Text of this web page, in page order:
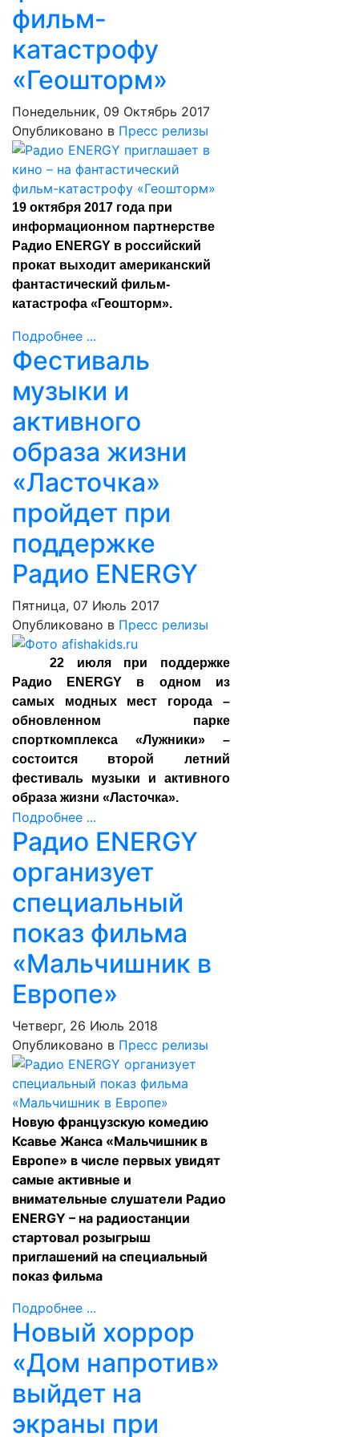
фильм-
катастрофу
«Геошторм»
Понедельник, 09 Октябрь 2017
Опубликовано в Пресс релизы
19 октября 2017 года при
информационном партнерстве
Радио ENERGY в российский
прокат выходит американский
фантастический фильм-
катастрофа «Геошторм».
Подробнее ...
Фестиваль
музыки и
активного
образа жизни
«Ласточка»
пройдет при
поддержке
Радио ENERGY
Пятница, 07 Июль 2017
Опубликовано в Пресс релизы
22 июля при поддержке
Радио ENERGY в одном из
самых модных мест города –
обновленном парке
спорткомплекса «Лужники» –
состоится второй летний
фестиваль музыки и активного
образа жизни «Ласточка».
Подробнее ...
Радио ENERGY
организует
специальный
показ фильма
«Мальчишник в
Европе»
Четверг, 26 Июль 2018
Опубликовано в Пресс релизы
Новую французскую комедию
Ксавье Жанса «Мальчишник в
Европе» в числе первых увидят
самые активные и
внимательные слушатели Радио
ENERGY – на радиостанции
стартовал розыгрыш
приглашений на специальный
показ фильма
Подробнее ...
Новый хоррор
«Дом напротив»
выйдет на
экраны при